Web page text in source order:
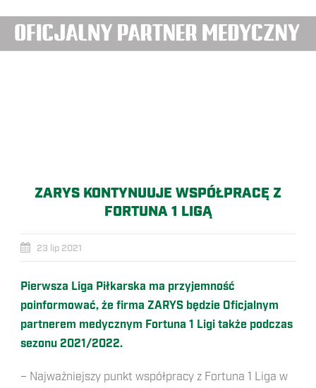
ZARYS KONTYNUUJE WSPÓŁPRACĘ Z
FORTUNA 1 LIGĄ
23 lip 2021
Pierwsza Liga Piłkarska ma przyjemność
poinformować, że firma ZARYS będzie Oficjalnym
partnerem medycznym Fortuna 1 Ligi także podczas
sezonu 2021/2022.
– Najważniejszy punkt współpracy z Fortuna 1 Liga w